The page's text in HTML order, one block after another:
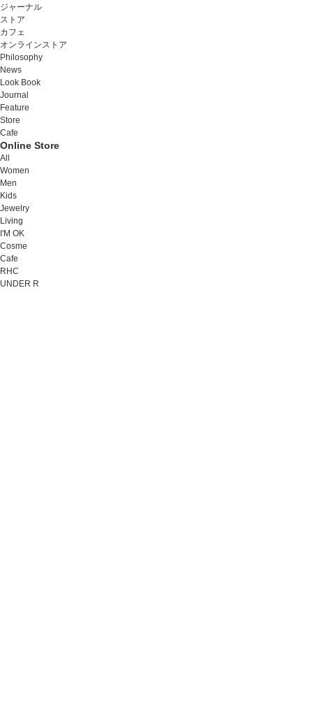
ジャーナル
ストア
カフェ
オンラインストア
Philosophy
News
Look Book
Journal
Feature
Store
Cafe
Online Store
All
Women
Men
Kids
Jewelry
Living
I'M OK
Cosme
Cafe
RHC
UNDER R